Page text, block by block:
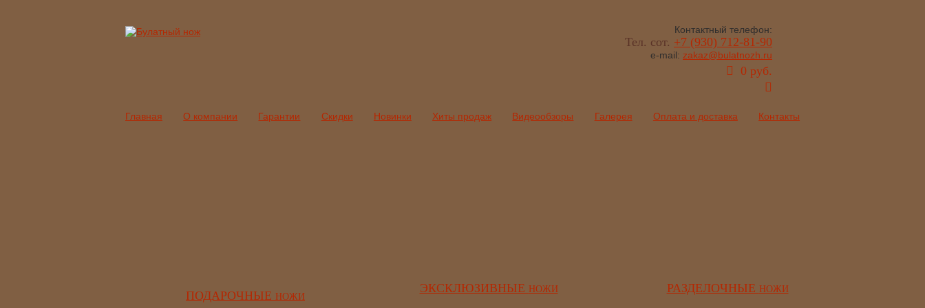
Контактный телефон:
Тел. сот. +7 (930) 712-81-90
e-mail: zakaz@bulatnozh.ru
0 руб.
Главная О компании Гарантии Скидки Новинки Хиты продаж Видеообзоры Галерея Оплата и доставка Контакты
ПОДАРОЧНЫЕ НОЖИ
ЭКСКЛЮЗИВНЫЕ НОЖИ РАЗДЕЛОЧНЫЕ НОЖИ